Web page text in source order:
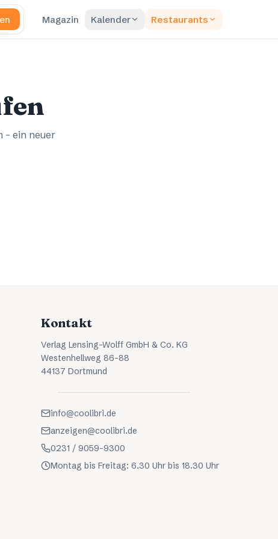
Magazin Kalender Restaurants
– ein neuer
Kontakt
Verlag Lensing-Wolff GmbH & Co. KG
Westenhellweg 86-88
44137 Dortmund
info@coolibri.de
anzeigen@coolibri.de
0231 / 9059-9300
Montag bis Freitag: 6.30 Uhr bis 18.30 Uhr